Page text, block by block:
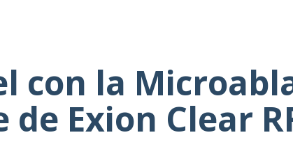
con la
Exion Clear